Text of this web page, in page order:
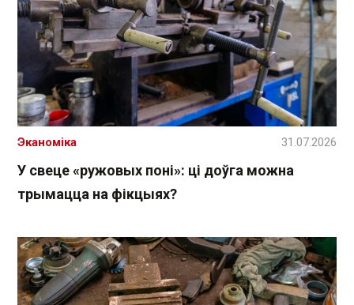
У свеце «ружовых поні»: ці доўга можна
трымацца на фікцыях?
Эканоміка 31.07.2026